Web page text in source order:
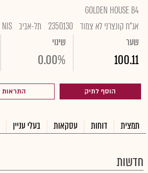
GOLDEN HOUSE B4
אג"ח קונצרני לא צמוד 2350130 תל-אביב NIS
שער
100.11
שינוי
0.00%
הוסף לתיק התראות
תמצית דוחות עסקאות בעלי עניין
חדשות